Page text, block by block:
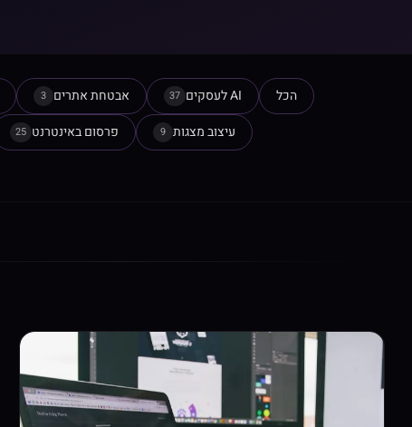
הכל AI לעסקים 37 אבטחת אתרים 3
עיצוב מצגות 9 פרסום באינטרנט 25